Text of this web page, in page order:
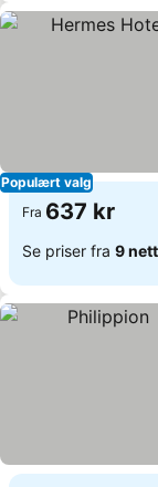
Populært valg
Fra 637 kr
Se priser fra 9